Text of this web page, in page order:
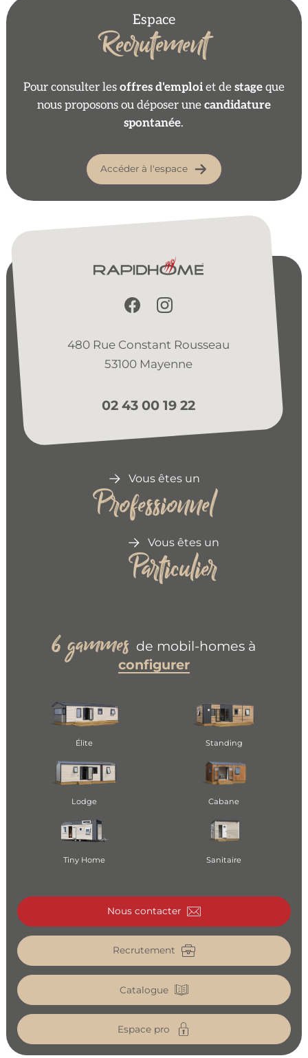
Espace
Recrutement
Pour consulter les offres d'emploiet de stageque
nous proposons ou déposer une candidature
spontanée.
Accéder à l'espace
480 Rue Constant Rousseau
53100 Mayenne
02 43 00 19 22
Vous êtes un
Professionnel
Vous êtes un
Particulier
6 gammes de mobil-homes à
configurer
Élite Standing
Lodge Cabane
Tiny Home Sanitaire
Nous contacter
Recrutement
Catalogue
Espace pro